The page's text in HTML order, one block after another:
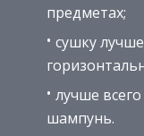
предметах;
сушку
лучше
шампунь.